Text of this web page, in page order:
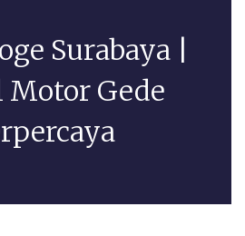
Surabaya |
Motor Gede